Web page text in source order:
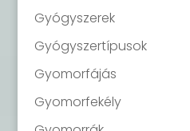
Gyógyszerek
Gyógyszertípusok
Gyomorfájás
Gyomorfekély